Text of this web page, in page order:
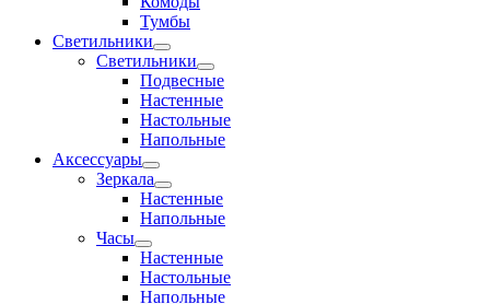
Тумбы
Светильники
Светильники
Подвесные
Настенные
Настольные
Напольные
Аксессуары
Зеркала
Настенные
Напольные
Часы
Настенные
Настольные
Напольные